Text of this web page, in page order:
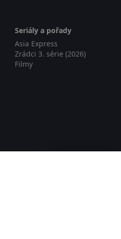
Seriály a pořady
Asia Express
Zrádci 3. série (2026)
Filmy